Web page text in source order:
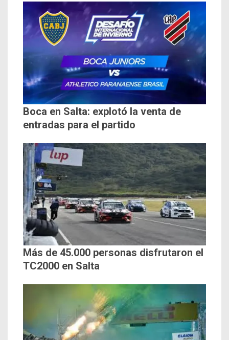
Boca en Salta: explotó la venta de
entradas para el partido
Más de 45.000 personas disfrutaron el
TC2000 en Salta